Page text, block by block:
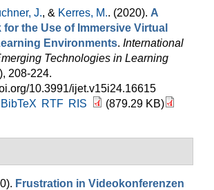
J., & Kerres, M.. (2020). A
for the Use of Immersive Virtual
Environments. International
Technologies in Learning
208-224.
10.3991/ijet.v15i24.16615
BibTeX RTF RIS
(879.29 KB)
Frustration in Videokonferenzen